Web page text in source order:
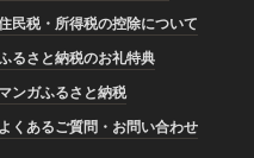
民税・所得税の控除について
るさと納税のお礼特典
マンガふるさと納税
よくあるご質問・お問い合わせ